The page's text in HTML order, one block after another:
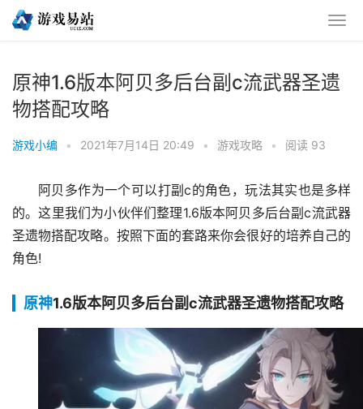
原神1.6版本阿贝多后台副c流武器圣遗
物搭配攻略
游戏小编 • 2021年7月14日 20:49 • 游戏攻略 • 阅读 93
阿贝多作为一个可以打副c的角色，玩法其实也是多样
的。这里我们为小伙伴们整理1.6版本阿贝多后台副c流武器
圣遗物搭配攻略。按照下面的套路来你会很好的培养自己的
角色!
原神1.6版本阿贝多后台副c流武器圣遗物搭配攻略